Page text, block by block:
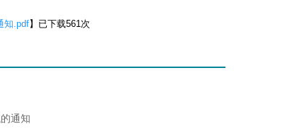
知.pdf】已下载561次
通知